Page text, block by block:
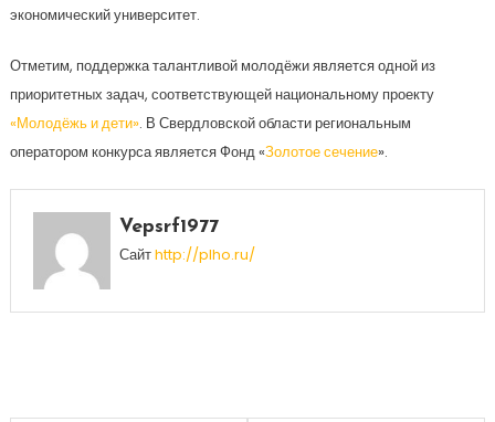
экономический университет.
Отметим, поддержка талантливой молодёжи является одной из
приоритетных задач, соответствующей национальному проекту
«Молодёжь и дети». В Свердловской области региональным
оператором конкурса является Фонд «Золотое сечение».
Vepsrf1977
Сайтhttp://plho.ru/